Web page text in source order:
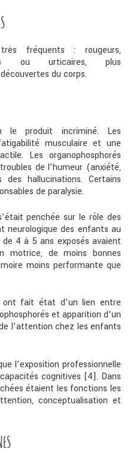
fréquents : rougeurs,
ou urticaires, plus
du corps.
le produit incriminé. Les
musculaire et une
Les organophosphorés
de l’humeur (anxiété,
des hallucinations. Certains
de paralysie.
penchée sur le rôle des
neurologique des enfants au
4 à 5 ans exposés avaient
motrice, de moins bonnes
moins performante que
ont fait état d’un lien entre
et apparition d’un
l’attention chez les enfants
l’exposition professionnelle
cognitives [4]. Dans
étaient les fonctions les
conceptualisation et